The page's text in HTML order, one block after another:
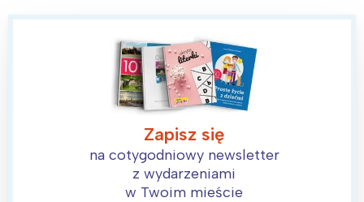
Zapisz się
na cotygodniowy newsletter
z wydarzeniami
w Twoim mieście
Interesują mnie wydarzenia z
tego regionu: